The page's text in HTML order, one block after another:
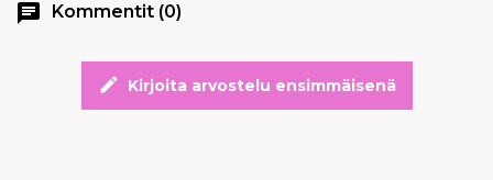
chat Kommentit (0)
edit Kirjoita arvostelu ensimmäisenä